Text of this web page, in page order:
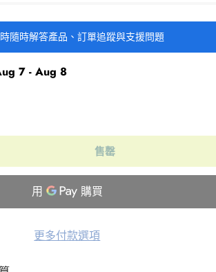
隨時解答產品、訂單追蹤與支援問題
7 - Aug 8
售罄
更多付款選項